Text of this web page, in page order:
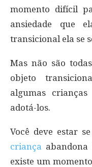
momento difícil
ansiedade que
transicional ela se
Mas não são
objeto
algumas
adotá-los.
Você deve estar
criança abandona
existe um